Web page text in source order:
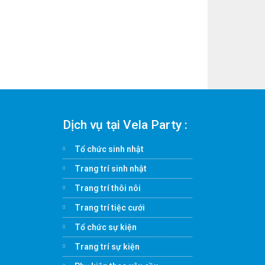
Dịch vụ tại Vela Party :
Tổ chức sinh nhật
Trang trí sinh nhật
Trang trí thôi nôi
Trang trí tiệc cưới
Tổ chức sự kiện
Trang trí sự kiện